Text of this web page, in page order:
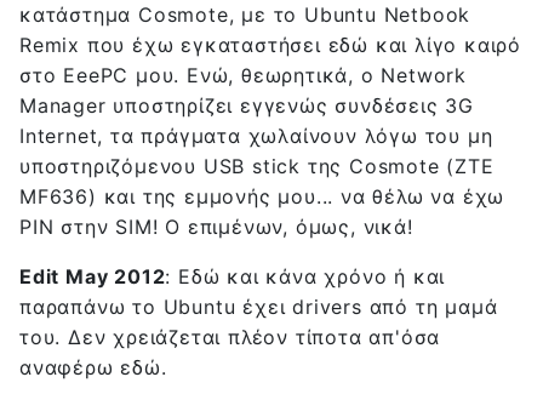
κατάστημα Cosmote, με το Ubuntu Netbook
Remix που έχω εγκαταστήσει εδώ και λίγο καιρό
στο EeePC μου. Ενώ, θεωρητικά, ο Network
Manager υποστηρίζει εγγενώς συνδέσεις 3G
Internet, τα πράγματα χωλαίνουν λόγω του μη
υποστηριζόμενου USB stick της Cosmote (ZTE
MF636) και της εμμονής μου... να θέλω να έχω
PIN στην SIM! Ο επιμένων, όμως, νικά!
Edit May 2012: Εδώ και κάνα χρόνο ή και
παραπάνω το Ubuntu έχει drivers από τη μαμά
του. Δεν χρειάζεται πλέον τίποτα απ'όσα
αναφέρω εδώ.